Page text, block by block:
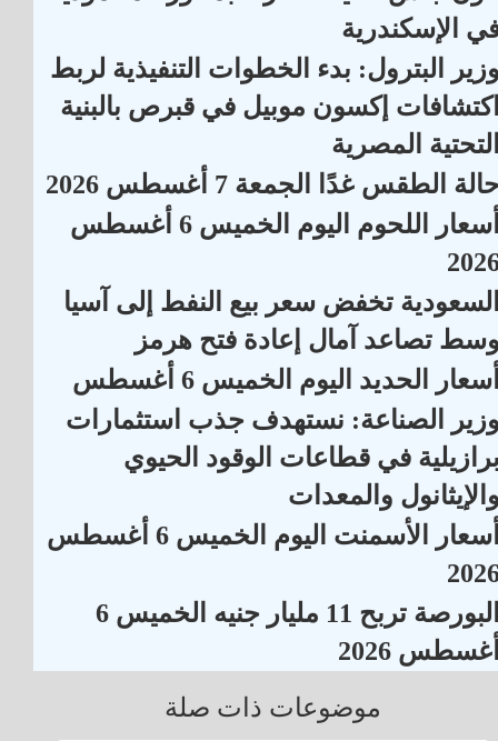
الإسكندرية
البترول: بدء الخطوات التنفيذية لربط
إكسون موبيل في قبرص بالبنية
المصرية
الطقس غدًا الجمعة 7 أغسطس 2026
أسعار اللحوم اليوم الخميس 6 أغسطس
تخفض سعر بيع النفط إلى آسيا
تصاعد آمال إعادة فتح هرمز
الحديد اليوم الخميس 6 أغسطس
الصناعة: نستهدف جذب استثمارات
في قطاعات الوقود الحيوي
والمعدات
أسعار الأسمنت اليوم الخميس 6 أغسطس
البورصة تربح 11 مليار جنيه الخميس 6
2026
موضوعات ذات صلة